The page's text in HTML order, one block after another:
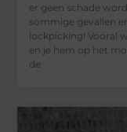
er geen schade
sommige gevallen
lockpicking! Vooral
en je hem op het
de